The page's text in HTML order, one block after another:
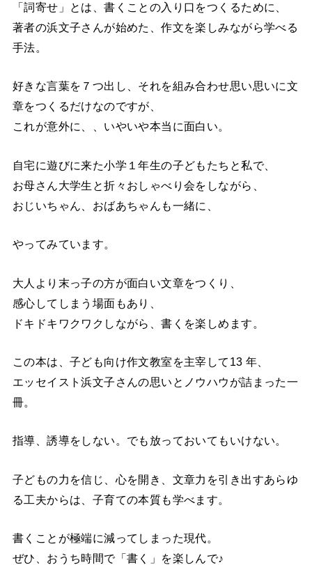
「詞寄せ」とは、書くことの入り口をつくるために、
著者の浜文子さんが始めた、作文を楽しみながら学べる
手法。
好きな言葉を７つ出し、それを組み合わせ思い思いに文
章をつくるだけなのですが、
これが意外に、、いやいや本当に面白い。
自宅に遊びに来た小学１年生の子どもたちと私で、
お母さん大学生と折々おしゃべり会をしながら、
おじいちゃん、おばあちゃんも一緒に、
やってみています。
大人より末っ子の方が面白い文章をつくり、
感心してしまう場面もあり、
ドキドキワクワクしながら、書くを楽しめます。
この本は、子ども向け作文教室を主宰して13 年、
エッセイスト浜文子さんの思いとノウハウが詰まった一
冊。
指導、誘導をしない。でも放っておいてもいけない。
子どもの力を信じ、心を開き、文章力を引き出すあらゆ
る工夫からは、子育ての本質も学べます。
書くことが極端に減ってしまった現代。
ぜひ、おうち時間で「書く」を楽しんで♪